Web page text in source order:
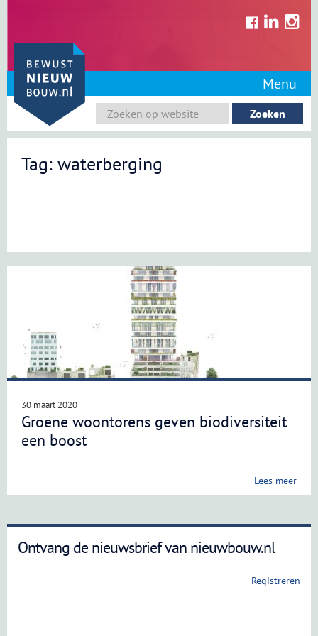
content
Menu
Tag: waterberging
30 maart 2020
Groene woontorens geven biodiversiteit
een boost
Lees meer
Ontvang de nieuwsbrief van nieuwbouw.nl
Registreren